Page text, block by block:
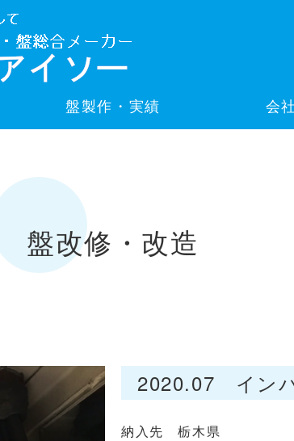
盤製作・実績 会
盤改修・改造
2020.07 イン
納入先 栃木県